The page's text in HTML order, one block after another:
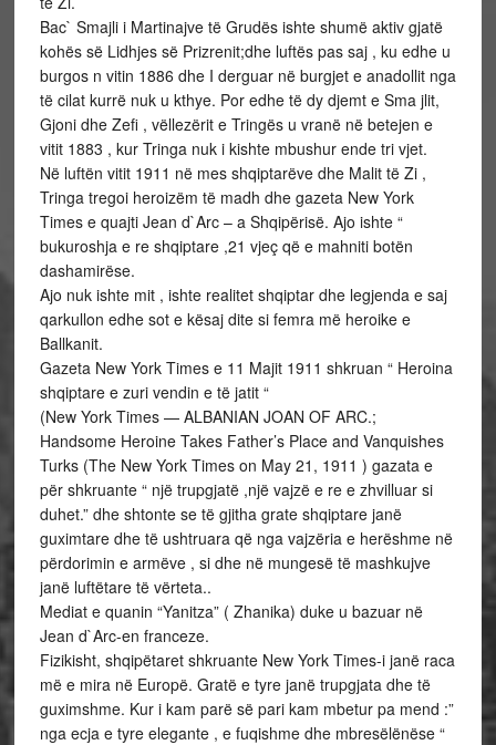
Bac` Smajli i Martinajve të Grudës ishte shumë aktiv gjatë
kohës së Lidhjes së Prizrenit;dhe luftës pas saj , ku edhe u
burgos n vitin 1886 dhe I derguar në burgjet e anadollit nga
të cilat kurrë nuk u kthye. Por edhe të dy djemt e Sma jlit,
Gjoni dhe Zefi , vëllezërit e Tringës u vranë në betejen e
vitit 1883 , kur Tringa nuk i kishte mbushur ende tri vjet.
Në luftën vitit 1911 në mes shqiptarëve dhe Malit të Zi ,
Tringa tregoi heroizëm të madh dhe gazeta New York
Times e quajti Jean d`Arc – a Shqipërisë. Ajo ishte “
bukuroshja e re shqiptare ,21 vjeç që e mahniti botën
dashamirëse.
Ajo nuk ishte mit , ishte realitet shqiptar dhe legjenda e saj
qarkullon edhe sot e kësaj dite si femra më heroike e
Ballkanit.
Gazeta New York Times e 11 Majit 1911 shkruan “ Heroina
shqiptare e zuri vendin e të jatit “
(New York Times — ALBANIAN JOAN OF ARC.;
Handsome Heroine Takes Father’s Place and Vanquishes
Turks (The New York Times on May 21, 1911 ) gazata e
për shkruante “ një trupgjatë ,një vajzë e re e zhvilluar si
duhet.” dhe shtonte se të gjitha grate shqiptare janë
guximtare dhe të ushtruara që nga vajzëria e herëshme në
përdorimin e armëve , si dhe në mungesë të mashkujve
janë luftëtare të vërteta..
Mediat e quanin “Yanitza” ( Zhanika) duke u bazuar në
Jean d`Arc-en franceze.
Fizikisht, shqipëtaret shkruante New York Times-i janë raca
më e mira në Europë. Gratë e tyre janë trupgjata dhe të
guximshme. Kur i kam parë së pari kam mbetur pa mend :”
nga ecja e tyre elegante , e fuqishme dhe mbresëlënëse “